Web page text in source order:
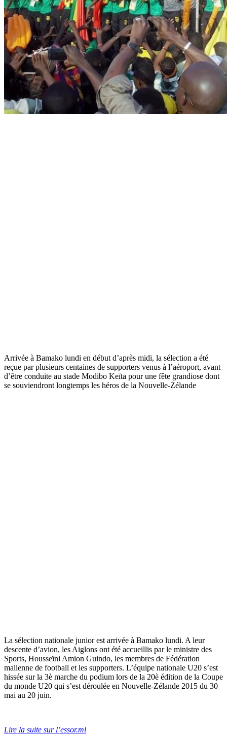
Arrivée à Bamako lundi en début d’après midi, la sélection a été
reçue par plusieurs centaines de supporters venus à l’aéroport, avant
d’être conduite au stade Modibo Keïta pour une fête grandiose dont
se souviendront longtemps les héros de la Nouvelle-Zélande
La sélection nationale junior est arrivée à Bamako lundi. A leur
descente d’avion, les Aiglons ont été accueillis par le ministre des
Sports, Housseïni Amion Guindo, les membres de Fédération
malienne de football et les supporters. L’équipe nationale U20 s’est
hissée sur la 3è marche du podium lors de la 20è édition de la Coupe
du monde U20 qui s’est déroulée en Nouvelle-Zélande 2015 du 30
mai au 20 juin.
Lire la suite sur l’essor.ml